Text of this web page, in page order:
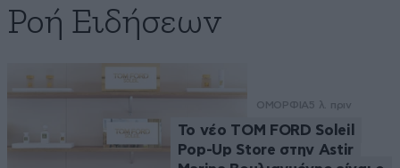
Ροή Ειδήσεων
ΟΜΟΡΦΙΑ5 λ. πριν
Το νέο TOM FORD Soleil
Pop-Up Store στην Astir